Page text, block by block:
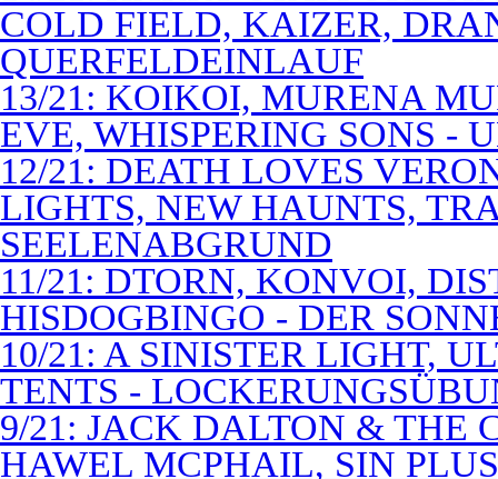
COLD FIELD, KAIZER,
QUERFELDEINLAUF
13/21: KOIKOI, MURENA
EVE, WHISPERING SONS -
12/21: DEATH LOVES
LIGHTS, NEW HAUNTS,
SEELENABGRUND
11/21: DTORN, KONVOI,
HISDOGBINGO - DER
10/21: A SINISTER LIGHT,
TENTS -
9/21: JACK DALTON & THE
HAWEL MCPHAIL, SIN